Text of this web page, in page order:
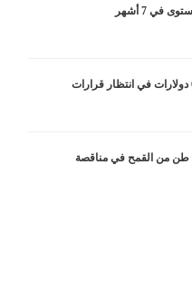
في 7 أشهر
أسعار الذهب تتراجع 6 دولارات في انتظار قرارات